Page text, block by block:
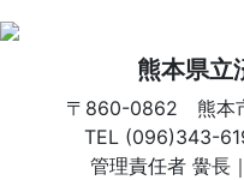
熊本県立
〒860-0862 熊本
TEL (096)343-
管理責任者 黌長